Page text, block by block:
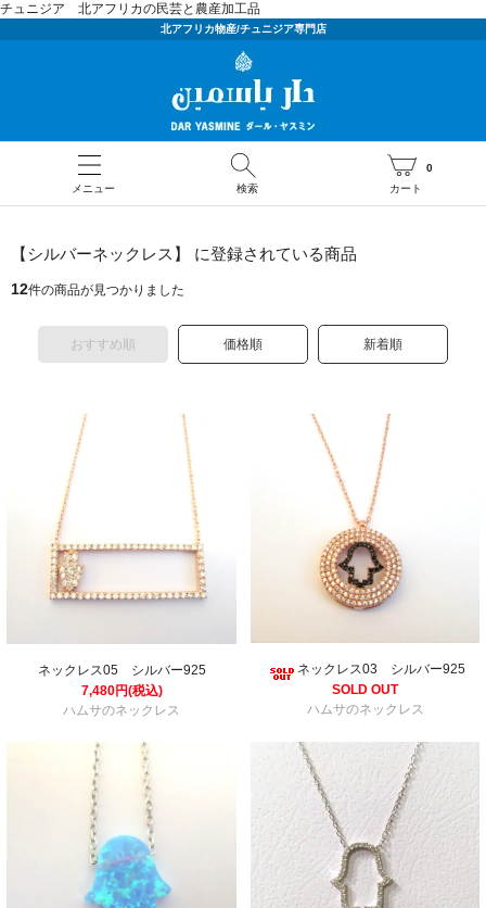
チュニジア 北アフリカの民芸と農産加工品
北アフリカ物産/チュニジア専門店
メニュー 検索 カート
0
【シルバーネックレス】 に登録されている商品
12件の商品が見つかりました
おすすめ順 価格順 新着順
ネックレス05 シルバー925
7,480円(税込)
ハムサのネックレス
ネックレス03 シルバー925
SOLD OUT
ハムサのネックレス